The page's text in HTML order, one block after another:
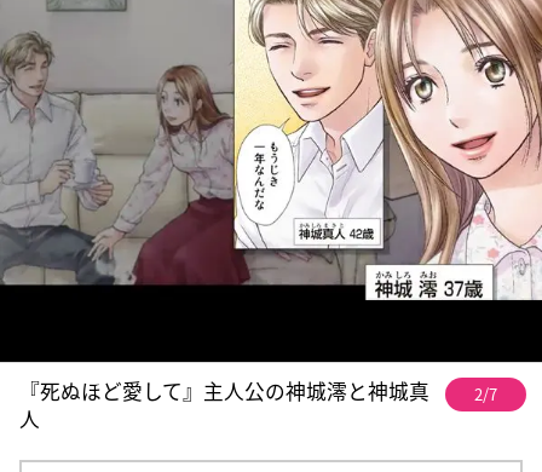
『死ぬほど愛して』主人公の神城澪と神城真
人
2/7